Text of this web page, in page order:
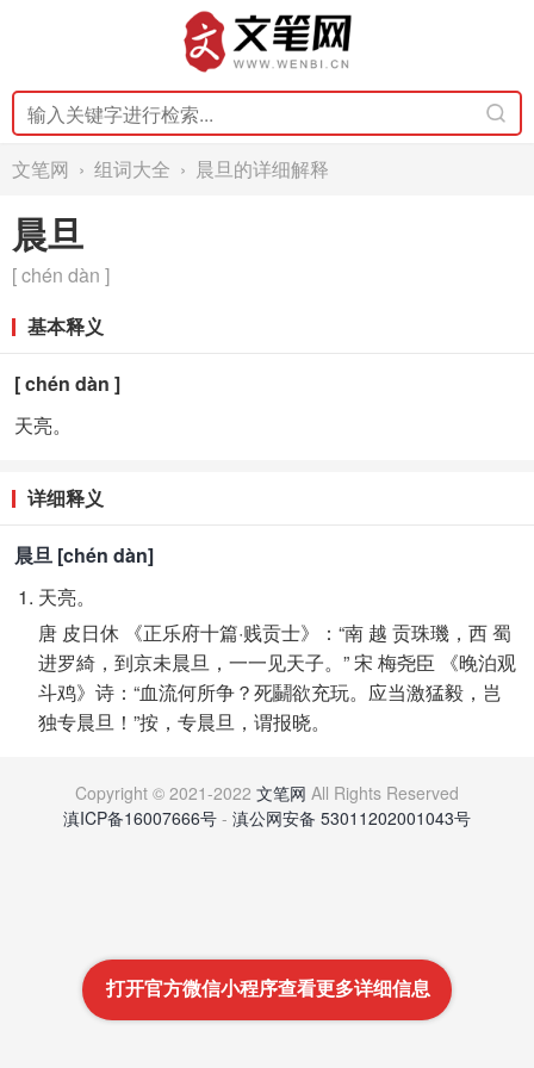
文笔网 › 组词大全 › 晨旦的详细解释
晨旦
[ chén dàn ]
基本释义
[ chén dàn ]
天亮。
详细释义
晨旦 [chén dàn]
天亮。
唐 皮日休 《正乐府十篇·贱贡士》：“南 越 贡珠璣，西 蜀
进罗綺，到京未晨旦，一一见天子。” 宋 梅尧臣 《晚泊观
斗鸡》诗：“血流何所争？死鬭欲充玩。应当激猛毅，岂
独专晨旦！”按，专晨旦，谓报晓。
Copyright © 2021-2022 文笔网 All Rights Reserved
滇ICP备16007666号 - 滇公网安备 53011202001043号
打开官方微信小程序查看更多详细信息